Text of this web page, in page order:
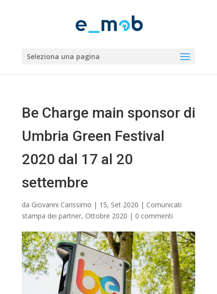
Seleziona una pagina
Be Charge main sponsor di
Umbria Green Festival
2020 dal 17 al 20
settembre
da Giovanni Carissimo | 15, Set 2020 | Comunicati
stampa dei partner, Ottobre 2020 | 0 commenti